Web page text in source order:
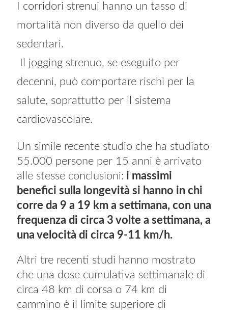
I corridori strenui hanno un tasso di
mortalità non diverso da quello dei
sedentari.
Il jogging strenuo, se eseguito per
decenni, può comportare rischi per la
salute, soprattutto per il sistema
cardiovascolare.
Un simile recente studio che ha studiato
55.000 persone per 15 anni è arrivato
alle stesse conclusioni: i massimi
benefici sulla longevità si hanno in chi
corre da 9 a 19 km a settimana, con una
frequenza di circa 3 volte a settimana, a
una velocità di circa 9-11 km/h.
Altri tre recenti studi hanno mostrato
che una dose cumulativa settimanale di
circa 48 km di corsa o 74 km di
cammino è il limite superiore di